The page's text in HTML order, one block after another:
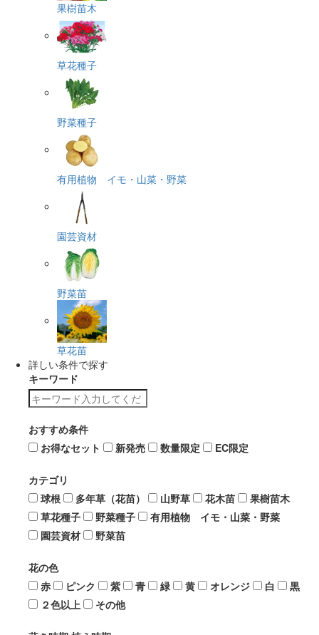
果樹苗木
草花種子
野菜種子
有用植物 イモ・山菜・野菜
園芸資材
野菜苗
草花苗
詳しい条件で探す
キーワード
おすすめ条件
お得なセット
新発売 数量限定 EC限定
カテゴリ
球根
多年草（花苗） 山野草 花木苗
果樹苗木
草花種子
野菜種子
有用植物 イモ・山菜・野菜
園芸資材
野菜苗
花の色
赤
ピンク 紫 青 緑 黄 オレンジ 白
黒
２色以上
その他